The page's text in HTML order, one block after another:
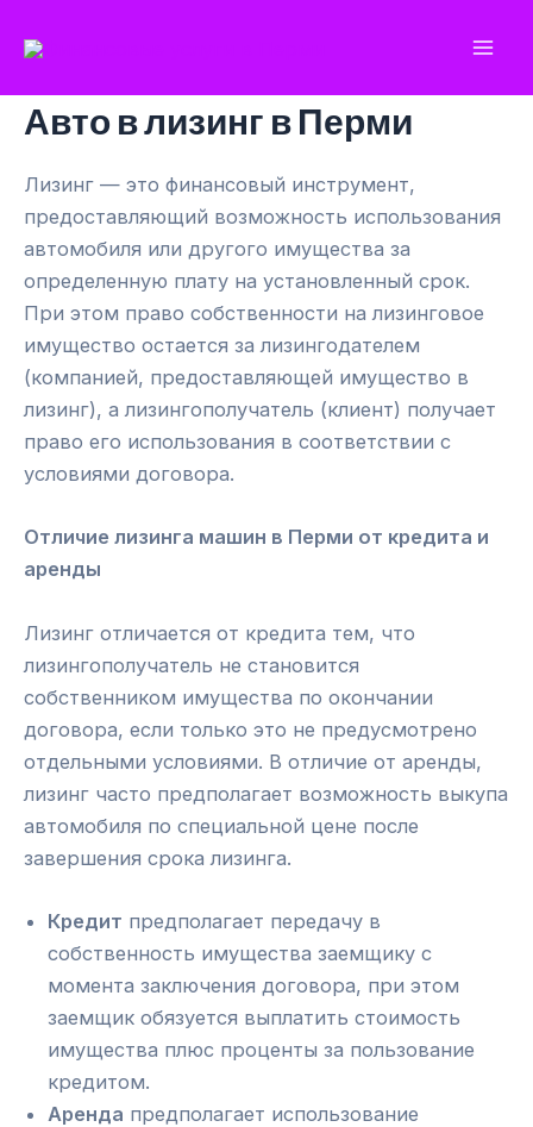
Авто в лизинг в Перми
Лизинг — это финансовый инструмент,
предоставляющий возможность использования
автомобиля или другого имущества за
определенную плату на установленный срок.
При этом право собственности на лизинговое
имущество остается за лизингодателем
(компанией, предоставляющей имущество в
лизинг), а лизингополучатель (клиент) получает
право его использования в соответствии с
условиями договора.
Отличие лизинга машин в Перми от кредита и
аренды
Лизинг отличается от кредита тем, что
лизингополучатель не становится
собственником имущества по окончании
договора, если только это не предусмотрено
отдельными условиями. В отличие от аренды,
лизинг часто предполагает возможность выкупа
автомобиля по специальной цене после
завершения срока лизинга.
Кредит предполагает передачу в
собственность имущества заемщику с
момента заключения договора, при этом
заемщик обязуется выплатить стоимость
имущества плюс проценты за пользование
кредитом.
Аренда предполагает использование